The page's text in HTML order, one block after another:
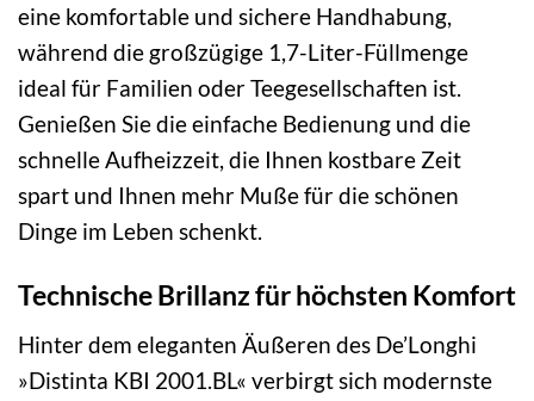
eine komfortable und sichere Handhabung,
während die großzügige 1,7-Liter-Füllmenge
ideal für Familien oder Teegesellschaften ist.
Genießen Sie die einfache Bedienung und die
schnelle Aufheizzeit, die Ihnen kostbare Zeit
spart und Ihnen mehr Muße für die schönen
Dinge im Leben schenkt.
Technische Brillanz für höchsten Komfort
Hinter dem eleganten Äußeren des De’Longhi
»Distinta KBI 2001.BL« verbirgt sich modernste